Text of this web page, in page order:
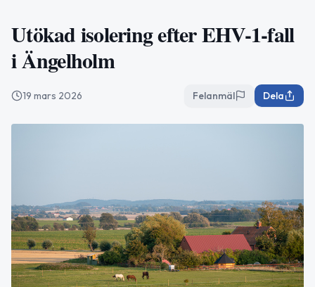
Utökad isolering efter EHV-1-fall
i Ängelholm
19 mars 2026 Felanmäl Dela